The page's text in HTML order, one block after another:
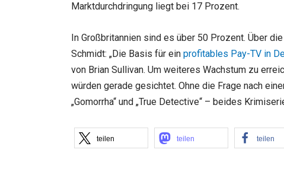
Marktdurchdringung liegt bei 17 Prozent.
In Großbritannien sind es über 50 Prozent. Über
Schmidt: „Die Basis für ein profitables Pay-TV in
von Brian Sullivan. Um weiteres Wachstum zu
würden gerade gesichtet. Ohne die Frage nach
„Gomorrha“ und „True Detective“ – beides
teilen teilen teilen